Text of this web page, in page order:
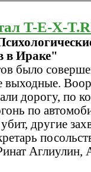
T-E-X-
в Ираке"
было
выходные.
дорогу, по
по
другие